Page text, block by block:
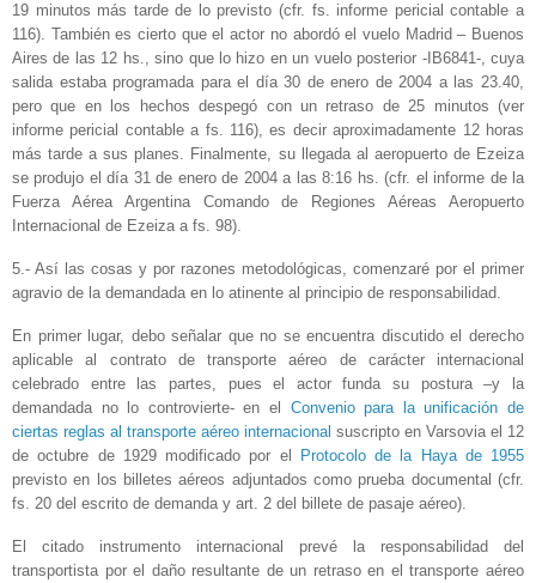
19 minutos más tarde de lo previsto (cfr. fs. informe pericial contable a
116). También es cierto que el actor no abordó el vuelo Madrid – Buenos
Aires de las 12 hs., sino que lo hizo en un vuelo posterior -IB6841-, cuya
salida estaba programada para el día 30 de enero de 2004 a las 23.40,
pero que en los hechos despegó con un retraso de 25 minutos (ver
informe pericial contable a fs. 116), es decir aproximadamente 12 horas
más tarde a sus planes. Finalmente, su llegada al aeropuerto de Ezeiza
se produjo el día 31 de enero de 2004 a las 8:16 hs. (cfr. el informe de la
Fuerza Aérea Argentina Comando de Regiones Aéreas Aeropuerto
Internacional de Ezeiza a fs. 98).
5.- Así las cosas y por razones metodológicas, comenzaré por el primer
agravio de la demandada en lo atinente al principio de responsabilidad.
En primer lugar, debo señalar que no se encuentra discutido el derecho
aplicable al contrato de transporte aéreo de carácter internacional
celebrado entre las partes, pues el actor funda su postura –y la
demandada no lo controvierte- en el Convenio para la unificación de
ciertas reglas al transporte aéreo internacional suscripto en Varsovia el 12
de octubre de 1929 modificado por el
Protocolo de la Haya de 1955
previsto en los billetes aéreos adjuntados como prueba documental (cfr.
fs. 20 del escrito de demanda y art. 2 del billete de pasaje aéreo).
El citado instrumento internacional prevé la responsabilidad del
transportista por el daño resultante de un retraso en el transporte aéreo